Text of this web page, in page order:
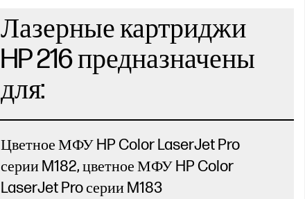
Лазерные картриджи
HP 216 предназначены
для:
Цветное МФУ HP Color LaserJet Pro
серии M182, цветное МФУ HP Color
LaserJet Pro серии M183